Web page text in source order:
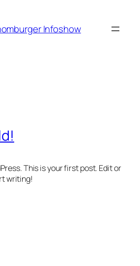
Infoshow
This is your first post. Edit or
writing!